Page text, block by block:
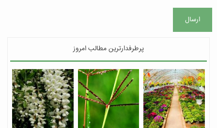
ارسال
پرطرفدارترین مطالب امروز